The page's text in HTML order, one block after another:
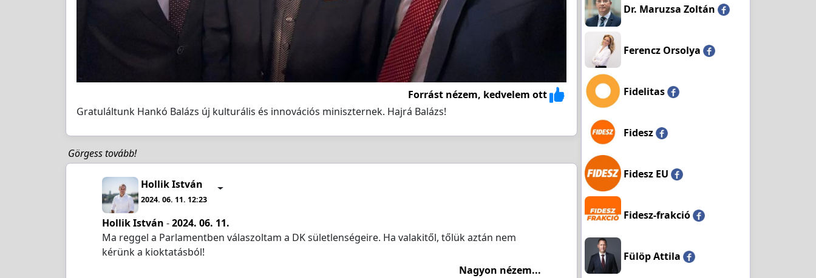
Forrást nézem, kedvelem ott
Gratuláltunk Hankó Balázs új kulturális és innovációs miniszternek. Hajrá Balázs!
Görgess tovább!
Hollik István
2024. 06. 11. 12:23
Hollik István -2024. 06. 11.
Ma reggel a Parlamentben válaszoltam a DK sületlenségeire. Ha valakitől, tőlük aztán nem
kérünk a kioktatásból!
Nagyon nézem...
Dr. Maruzsa Zoltán
Ferencz Orsolya
Fidelitas
Fidesz
Fidesz EU
Fidesz-frakció
Fülöp Attila